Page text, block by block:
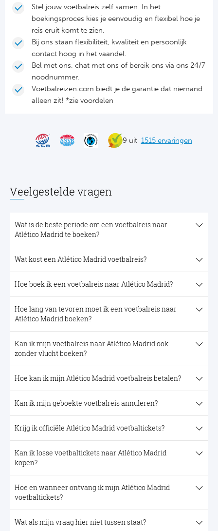
Stel jouw voetbalreis zelf samen. In het
boekingsproces kies je eenvoudig en flexibel hoe je
reis eruit komt te zien.
Bij ons staan flexibiliteit, kwaliteit en persoonlijk
contact hoog in het vaandel.
Bel met ons, chat met ons of bereik ons via ons 24/7
noodnummer.
Voetbalreizen.com biedt je de garantie dat niemand
alleen zit! *zie voordelen
9 uit 1515 ervaringen
Veelgestelde vragen
Wat is de beste periode om een voetbalreis naar
Atlético Madrid te boeken?
Wat kost een Atlético Madrid voetbalreis?
Hoe boek ik een voetbalreis naar Atlético Madrid?
Hoe lang van tevoren moet ik een voetbalreis naar
Atlético Madrid boeken?
Kan ik mijn voetbalreis naar Atlético Madrid ook
zonder vlucht boeken?
Hoe kan ik mijn Atlético Madrid voetbalreis betalen?
Kan ik mijn geboekte voetbalreis annuleren?
Krijg ik officiële Atlético Madrid voetbaltickets?
Kan ik losse voetbaltickets naar Atlético Madrid
kopen?
Hoe en wanneer ontvang ik mijn Atlético Madrid
voetbaltickets?
Wat als mijn vraag hier niet tussen staat?